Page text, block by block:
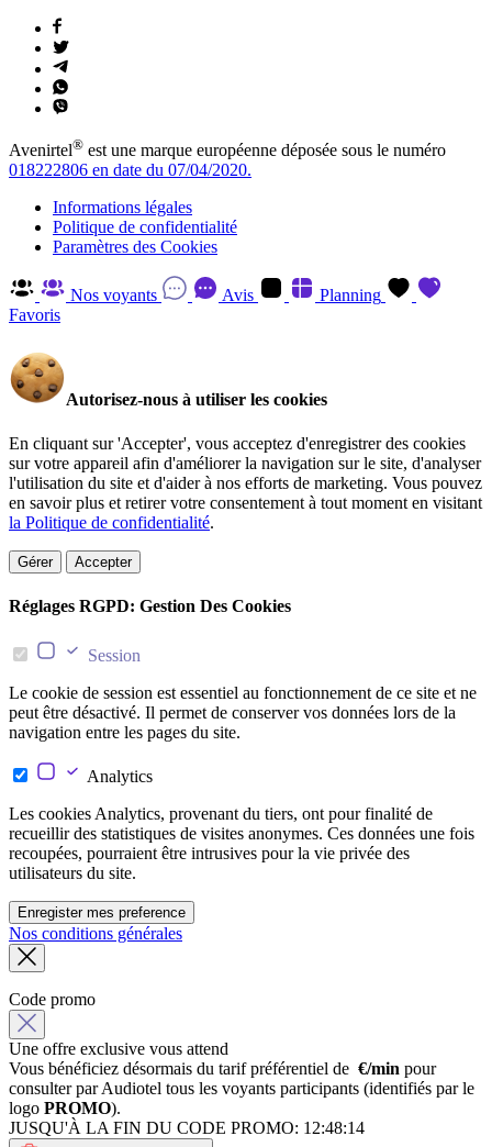
Avenirtel® est une marque européenne déposée sous le numéro
018222806 en date du 07/04/2020.
Informations légales
Politique de confidentialité
Paramètres des Cookies
Nos voyants Avis
Planning
Favoris
Autorisez-nous à utiliser les cookies
En cliquant sur 'Accepter', vous acceptez d'enregistrer des cookies
sur votre appareil afin d'améliorer la navigation sur le site, d'analyser
l'utilisation du site et d'aider à nos efforts de marketing. Vous pouvez
en savoir plus et retirer votre consentement à tout moment en visitant
la Politique de confidentialité.
Gérer Accepter
Réglages RGPD: Gestion Des Cookies
Session
Le cookie de session est essentiel au fonctionnement de ce site et ne
peut être désactivé. Il permet de conserver vos données lors de la
navigation entre les pages du site.
Analytics
Les cookies Analytics, provenant du tiers, ont pour finalité de
recueillir des statistiques de visites anonymes. Ces données une fois
recoupées, pourraient être intrusives pour la vie privée des
utilisateurs du site.
Enregister mes preference
Nos conditions générales
Code promo
Une offre exclusive vous attend
Vous bénéficiez désormais du tarif préférentiel de €/min pour
consulter par Audiotel tous les voyants participants (identifiés par le
logo PROMO).
JUSQU'À LA FIN DU CODE PROMO: 12:48:14